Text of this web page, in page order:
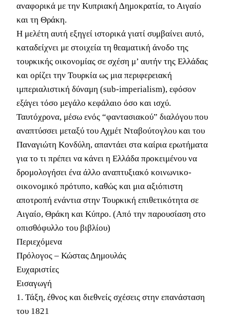
αναφορικά με την Κυπριακή Δημοκρατία, το Αιγαίο
και τη Θράκη.
Η μελέτη αυτή εξηγεί ιστορικά γιατί συμβαίνει αυτό,
καταδείχνει με στοιχεία τη θεαματική άνοδο της
τουρκικής οικονομίας σε σχέση μ’ αυτήν της Ελλάδας
και ορίζει την Τουρκία ως μια περιφερειακή
ιμπεριαλιστική δύναμη (sub-imperialism), εφόσον
εξάγει τόσο μεγάλο κεφάλαιο όσο και ισχύ.
Ταυτόχρονα, μέσω ενός “φαντασιακού” διαλόγου που
αναπτύσσει μεταξύ του Αχμέτ Νταβούτογλου και του
Παναγιώτη Κονδύλη, απαντάει στα καίρια ερωτήματα
για το τι πρέπει να κάνει η Ελλάδα προκειμένου να
δρομολογήσει ένα άλλο αναπτυξιακό κοινωνικο-
οικονομικό πρότυπο, καθώς και μια αξιόπιστη
αποτροπή ενάντια στην Τουρκική επιθετικότητα σε
Αιγαίο, Θράκη και Κύπρο. (Από την παρουσίαση στο
οπισθόφυλλο του βιβλίου)
Περιεχόμενα
Πρόλογος – Κώστας Δημουλάς
Ευχαριστίες
Εισαγωγή
1. Τάξη, έθνος και διεθνείς σχέσεις στην επανάσταση
του 1821